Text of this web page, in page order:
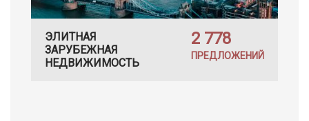
ЭЛИТНАЯ
ЗАРУБЕЖНАЯ
НЕДВИЖИМОСТЬ
2 778
ПРЕДЛОЖЕНИЙ